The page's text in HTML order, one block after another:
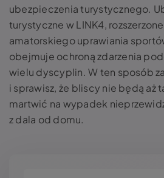
ubezpieczenia turystycznego.
turystyczne w LINK4,
amatorskiego uprawiania
obejmuje ochroną zdarzenia
wielu dyscyplin. W ten sposób
i sprawisz, że bliscy nie będą aż
martwić na wypadek
z dala od domu.